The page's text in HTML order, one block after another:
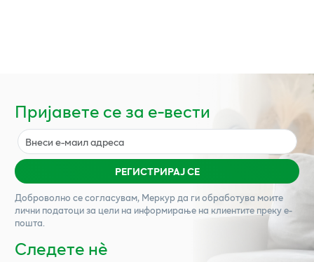
Пријавете се за е-вести
РЕГИСТРИРАЈ СЕ
Доброволно се согласувам, Меркурда ги обработува моите
лични податоци за цели на информирање на клиентите преку е-
пошта.
Следете нѐ